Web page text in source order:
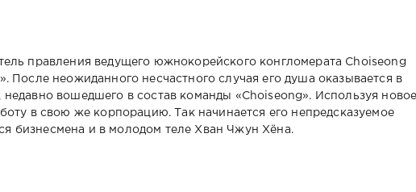
правления ведущего южнокорейского конгломерата Choiseong
После неожиданного несчастного случая его душа оказывается в
вошедшего в состав команды «Choiseong». Используя
в свою же корпорацию. Так начинается его непредсказуемое
бизнесмена и в молодом теле Хван Чжун Хёна.